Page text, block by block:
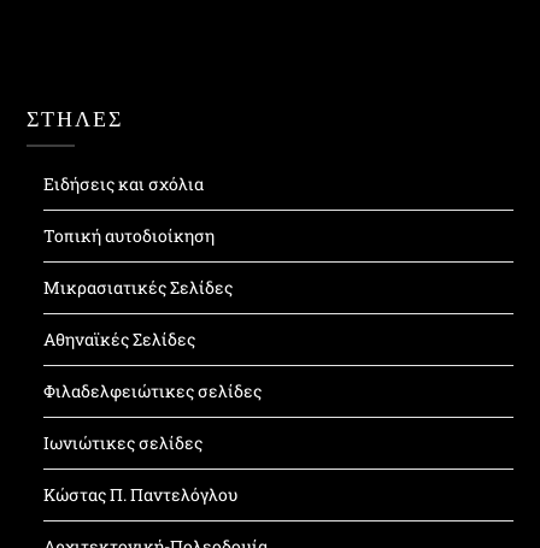
ΣΤΗΛΕΣ
Ειδήσεις και σχόλια
Τοπική αυτοδιοίκηση
Μικρασιατικές Σελίδες
Αθηναϊκές Σελίδες
Φιλαδελφειώτικες σελίδες
Ιωνιώτικες σελίδες
Κώστας Π. Παντελόγλου